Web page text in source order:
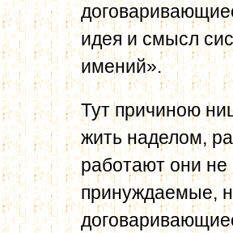
идея и смысл
имений».
Тут причиною
жить наделом,
работают они не
принуждаемые,